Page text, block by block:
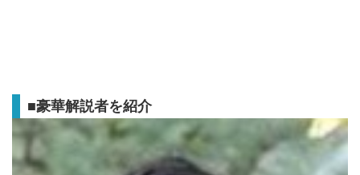
■豪華解説者を紹介